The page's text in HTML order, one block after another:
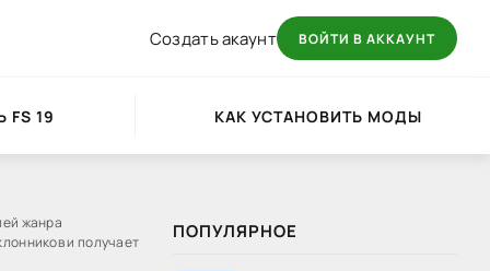
Создать акаунт ВОЙТИ В АККАУНТ
FS 19 КАК УСТАНОВИТЬ МОДЫ
жанра
и получает
ПОПУЛЯРНОЕ